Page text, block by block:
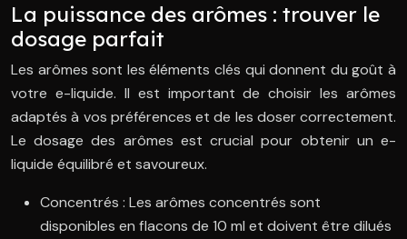
La puissance des arômes : trouver le
dosage parfait
Les arômes sont les éléments clés qui donnent du goût à
votre e-liquide. Il est important de choisir les arômes
adaptés à vos préférences et de les doser correctement.
Le dosage des arômes est crucial pour obtenir un e-
liquide équilibré et savoureux.
Concentrés : Les arômes concentrés sont
disponibles en flacons de 10 ml et doivent être dilués